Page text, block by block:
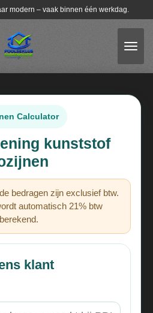
modern – vaak binnen één werkdag.
Calculator
kunststof
bedragen zijn exclusief btw.
automatisch 21% btw
berekend.
klant